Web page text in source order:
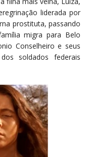
liderada por
prostituta, passando
migra para Belo
Conselheiro e seus
soldados federais